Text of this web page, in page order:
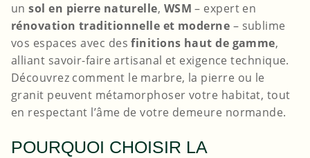
unsol en pierre naturelle, WSM – expert en
rénovation traditionnelle et moderne – sublime
vos espaces avec desfinitions haut de gamme,
alliant savoir-faire artisanal et exigence technique.
Découvrez comment le marbre, la pierre ou le
granit peuvent métamorphoser votre habitat, tout
en respectant l’âme de votre demeure normande.
POURQUOI CHOISIR LA